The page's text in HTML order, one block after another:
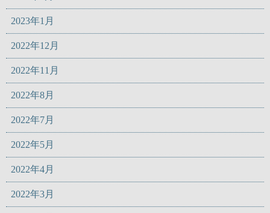
2023年1月
2022年12月
2022年11月
2022年8月
2022年7月
2022年5月
2022年4月
2022年3月